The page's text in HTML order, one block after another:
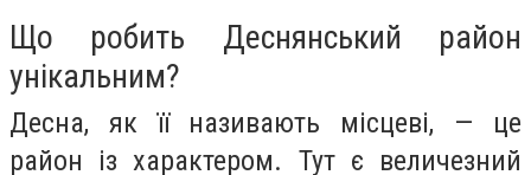
Що робить Деснянський район
унікальним?
Десна, як її називають місцеві, — це
район із характером. Тут є величезний